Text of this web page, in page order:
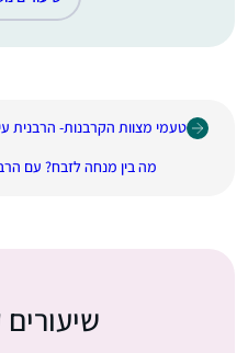
טעמי מצוות הקרבנות- הרבנית
מה בין מנחה לזבח? עם